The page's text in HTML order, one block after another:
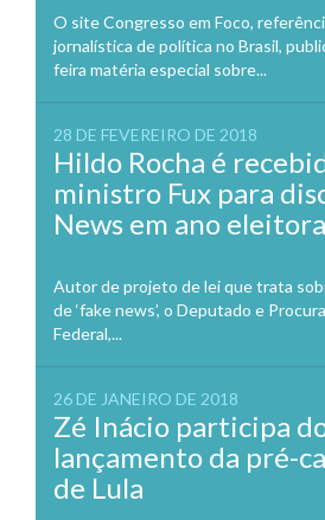
O site Congresso em Foco,
jornalística de política no Brasil,
feira matéria especial sobre...
28 DE FEVEREIRO DE 2018
Hildo Rocha é
ministro Fux para
News em ano
Autor de projeto de lei que trata
de ‘fake news’, o Deputado e
Federal,...
26 DE JANEIRO DE 2018
Zé Inácio participa
lançamento da pré-
de Lula